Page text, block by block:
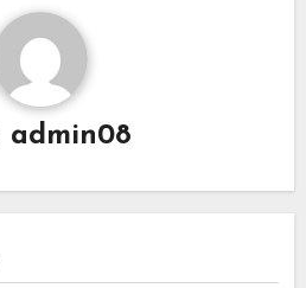
admin08